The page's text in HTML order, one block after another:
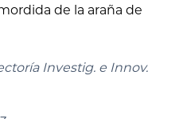
de la araña de
Investig. e Innov.